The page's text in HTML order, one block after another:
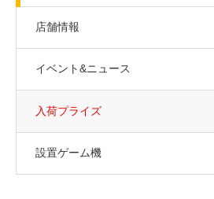
店舗情報
イベント&ニュース
入荷プライズ
設置ゲーム機